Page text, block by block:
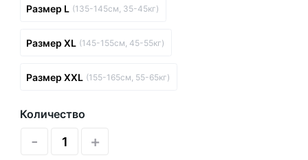
Размер L (135-145см, 35-45кг)
Размер XL (145-155см, 45-55кг)
Размер XXL (155-165см, 55-65кг)
Количество
- +